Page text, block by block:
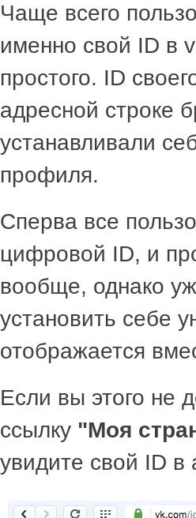
Чаще всего
именно свой ID в
простого. ID
адресной строке
устанавливали
профиля.
Сперва все
цифровой ID, и
вообще, однако
установить себе
отображается
Если вы этого не
ссылку "Моя
увидите свой ID в